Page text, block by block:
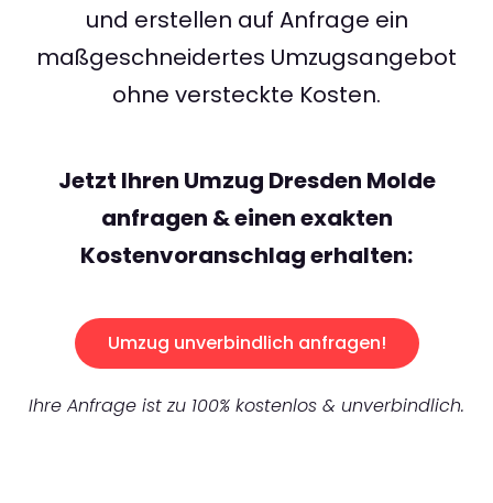
und erstellen auf Anfrage ein
maßgeschneidertes Umzugsangebot
ohne versteckte Kosten.
Jetzt Ihren Umzug Dresden Molde
anfragen & einen exakten
Kostenvoranschlag erhalten:
Umzug unverbindlich anfragen!
Ihre Anfrage ist zu 100% kostenlos & unverbindlich.